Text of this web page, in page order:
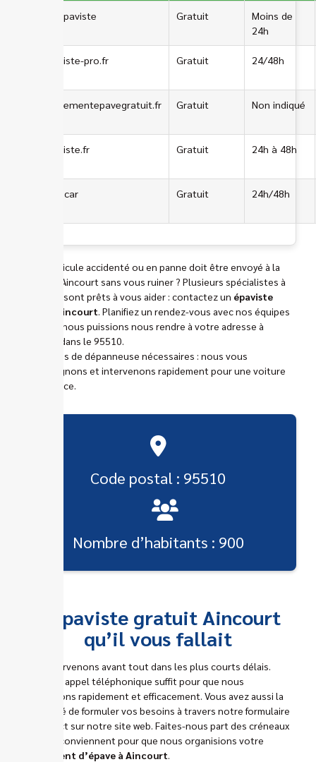
ERA Epaviste Gratuit
Moins de
24h
lepaviste-pro.fr Gratuit 24/48h
enlevementepavegratuit.fr Gratuit Non indiqué
lepaviste.fr Gratuit 24h à 48h
Manocar Gratuit 24h/48h
Votre véhicule accidenté ou en panne doit être envoyé à la
casse de Aincourt sans vous ruiner ? Plusieurs spécialistes à
proximité sont prêts à vous aider : contactez un épaviste
gratuit Aincourt . Planifiez un rendez-vous avec nos équipes
pour que nous puissions nous rendre à votre adresse à
Aincourt dans le 95510.
Pas de frais de dépanneuse nécessaires : nous vous
accompagnons et intervenons rapidement pour une voiture
hors service.
Code postal : 95510
Nombre d’habitants : 900
L’épaviste gratuit Aincourt
qu’il vous fallait
Nous intervenons avant tout dans les plus courts délais.
Un simple appel téléphonique suffit pour que nous
intervenions rapidement et efficacement. Vous avez aussi la
possibilité de formuler vos besoins à travers notre formulaire
de contact sur notre site web. Faites-nous part des créneaux
qui vous conviennent pour que nous organisions votre
enlèvement d’épave à Aincourt